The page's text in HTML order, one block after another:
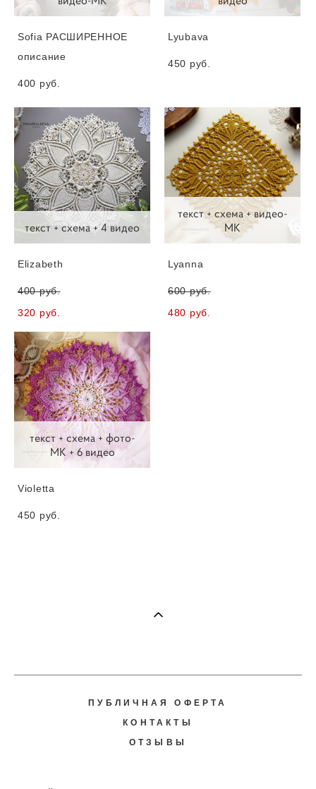
Sofia РАСШИРЕННОЕ
описание
400 pуб.
Lyubava
450 pуб.
текст + схема + 4 видео
Elizabeth
400 pуб.
320 pуб.
текст + схема + видео-
МК
Lyanna
600 pуб.
480 pуб.
текст + схема + фото-
МК + 6 видео
Violetta
450 pуб.
ПУБЛИЧНАЯ ОФЕРТА
КОНТАКТЫ
ОТЗЫВЫ